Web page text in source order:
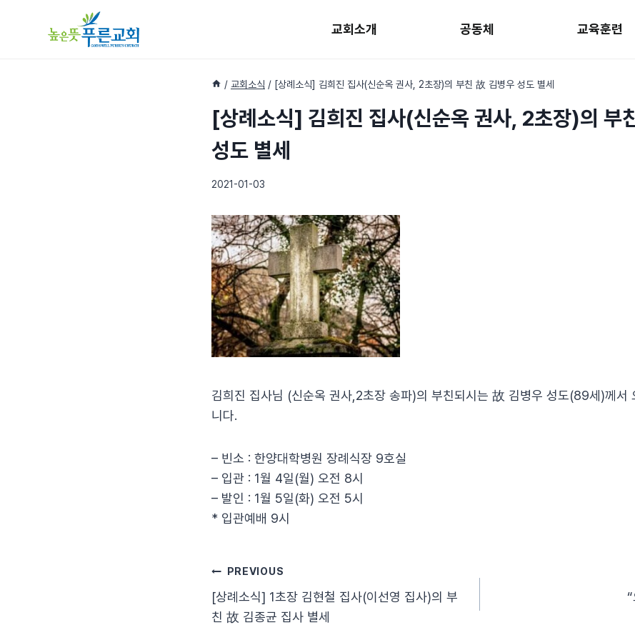
교회소개 공동체 교육훈련
/ 교회소식 / [상례소식] 김희진 집사(신순옥 권사, 2초장)의 부친 故 김병우 성도 별세
[상례소식] 김희진 집사(신순옥 권사, 2초장)의 부
성도 별세
2021-01-03
김희진 집사님 (신순옥 권사,2초장 송파)의 부친되시는 故 김병우 성도(89세)께서
니다.
– 빈소 : 한양대학병원 장례식장 9호실
– 입관 : 1월 4일(월) 오전 8시
– 발인 : 1월 5일(화) 오전 5시
* 입관예배 9시
글
탐
PREVIOUS
[상례소식] 1초장 김현철 집사(이선영 집사)의 부
친 故 김종균 집사 별세